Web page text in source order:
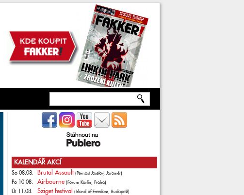
KALENDÁŘ AKCÍ
So 08.08. Brutal Assault (Pevnost Josefov, Jaroměř)
Po 10.08. Airbourne (Forum Karlín, Praha)
Út 11.08. Sziget festival (Island of Freedom, Budapešť)